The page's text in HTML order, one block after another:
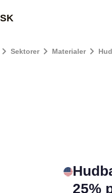
Sektorer Materialer
25%